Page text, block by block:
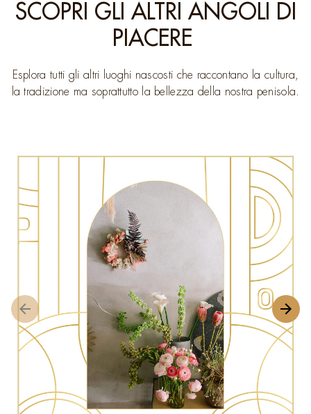
SCOPRI GLI ALTRI ANGOLI DI
PIACERE
Esplora tutti gli altri luoghi nascosti che raccontano la cultura,
la tradizione ma soprattutto la bellezza della nostra penisola.